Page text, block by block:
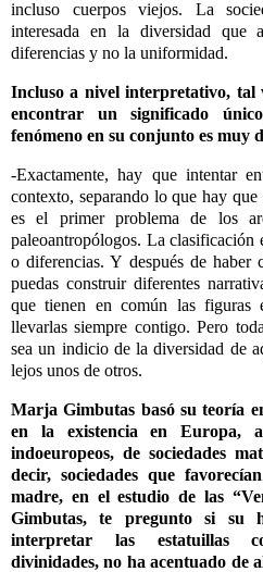
incluso cuerpos viejos. La
interesada en la diversidad que
diferencias y no la uniformidad.
Incluso a nivel interpretativo, tal
encontrar un significado
fenómeno en su conjunto es muy
-Exactamente, hay que intentar
contexto, separando lo que hay
es el primer problema de los
paleoantropólogos. La clasificación
o diferencias. Y después de haber
puedas construir diferentes
que tienen en común las figuras
llevarlas siempre contigo. Pero
sea un indicio de la diversidad de
lejos unos de otros.
Marja Gimbutas basó su teoría
en la existencia en Europa,
indoeuropeos, de sociedades
decir, sociedades que
madre, en el estudio de las
Gimbutas, te pregunto si su
interpretar las estatuillas
divinidades, no ha acentuado de